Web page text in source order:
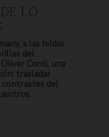
LO
a las faldas
del
Conti, una
trasladar
del